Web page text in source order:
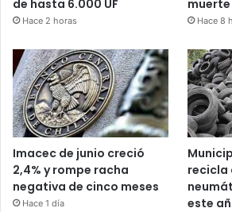
de hasta 6.000 UF
Hace 2 horas
muerte
Hace 8
Imacec de junio creció
2,4% y rompe racha
negativa de cinco meses
Hace 1 día
recicla
este